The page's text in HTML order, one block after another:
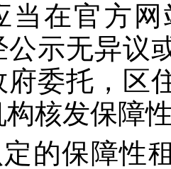
当在官方
公示无异议
府委托，区
构核发保障
的保障性